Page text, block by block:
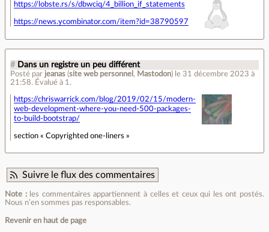
https://lobste.rs/s/dbwciq/4_billion_if_statements
https://news.ycombinator.com/item?id=38790597
# Dans un registre un peu différent
Posté par jeanas (site web personnel , Mastodon) le 31 décembre 2023 à
21:58. Évalué à 1 .
https://chriswarrick.com/blog/2019/02/15/modern-
web-development-where-you-need-500-packages-
to-build-bootstrap/
section « Copyrighted one-liners »
Suivre le flux des commentaires
Note :les commentaires appartiennent à celles et ceux qui les ont postés.
Nous n’en sommes pas responsables.
Revenir en haut de page